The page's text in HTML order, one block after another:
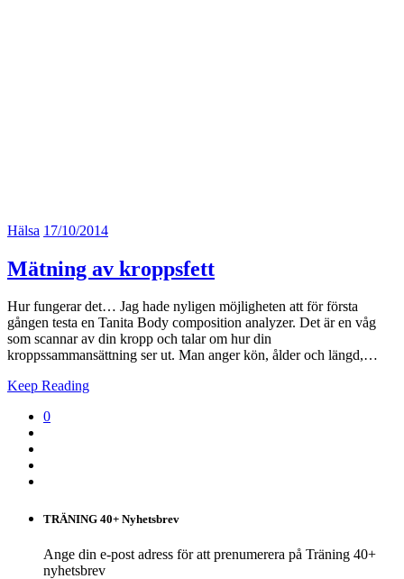
Hälsa 17/10/2014
Mätning av kroppsfett
Hur fungerar det… Jag hade nyligen möjligheten att för första
gången testa en Tanita Body composition analyzer. Det är en våg
som scannar av din kropp och talar om hur din
kroppssammansättning ser ut. Man anger kön, ålder och längd,…
Keep Reading
0
TRÄNING 40+ Nyhetsbrev
Ange din e-post adress för att prenumerera på Träning 40+
nyhetsbrev